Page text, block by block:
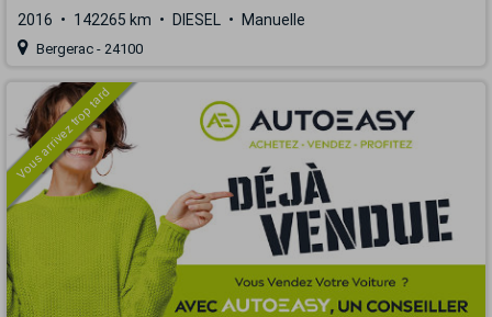
2016 142265 km DIESEL Manuelle
Bergerac - 24100
Vous arrivez trop tard